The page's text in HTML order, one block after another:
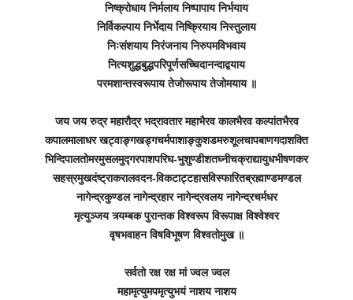
निष्क्रोधाय निर्मलाय निष्पापाय निर्भयाय
निर्विकल्पाय निर्भेदाय निष्क्रियाय निस्तुलाय
निःसंशयाय निरंजनाय निरुपमविभवाय
नित्यशुद्धबुद्धपरिपूर्णसच्चिदानन्दाद्वयाय
परमशान्तस्वरूपाय तेजोरूपाय तेजोमयाय ॥
जय जय रुद्र महारौद्र भद्रावतार महाभैरव कालभैरव कल्पांतभैरव
कपालमालाधर खट्वाङ्गखड्गचर्मपाशाङ्कुशडमरुशूलचापबाणगदाशक्ति
भिन्दिपालतोमरमुसलमुद्गरपाशपरिघ-भुशुण्डीशतघ्नीचक्राद्यायुधभीषणकर
सहस्रमुखदंष्ट्राकरालवदन-विकटाट्टहासविस्फारितब्रह्माण्डमण्डल
नागेन्द्रकुण्डल नागेन्द्रहार नागेन्द्रवलय नागेन्द्रचर्मधर
मृत्युञ्जय त्र्यम्बक पुरान्तक विश्वरूप विरूपाक्ष विश्वेश्वर
वृषभवाहन विषविभूषण विश्वतोमुख ॥
सर्वतो रक्ष रक्ष मां ज्वल ज्वल
महामृत्युमपमृत्युभयं नाशय नाशय